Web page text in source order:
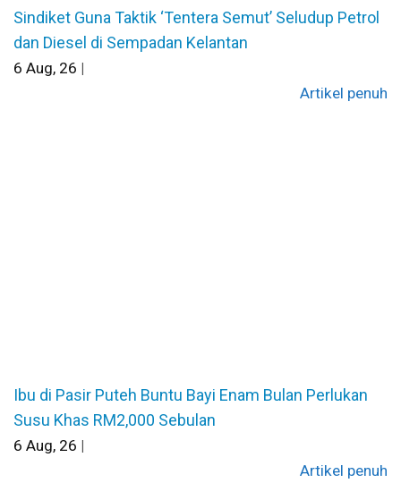
Sindiket Guna Taktik ‘Tentera Semut’ Seludup Petrol
dan Diesel di Sempadan Kelantan
6 Aug, 26 |
Artikel penuh
Ibu di Pasir Puteh Buntu Bayi Enam Bulan Perlukan
Susu Khas RM2,000 Sebulan
6 Aug, 26 |
Artikel penuh